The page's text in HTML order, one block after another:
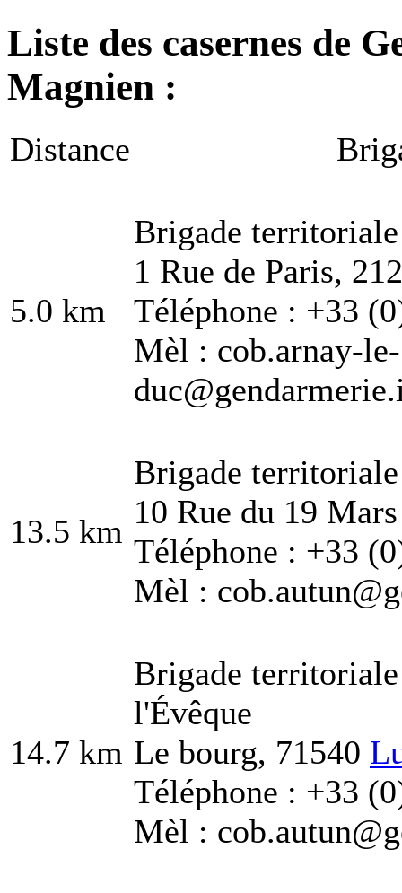
Liste des casernes de
Magnien :
Distance
5.0 km
Brigade
1 Rue de Paris,
Téléphone : +33
Mèl : cob.arnay-le-
13.5 km
Brigade
10 Rue du 19
Téléphone : +33
Mèl :
14.7 km
Brigade
l'Évêque
Le bourg, 71540
Téléphone : +33
Mèl :